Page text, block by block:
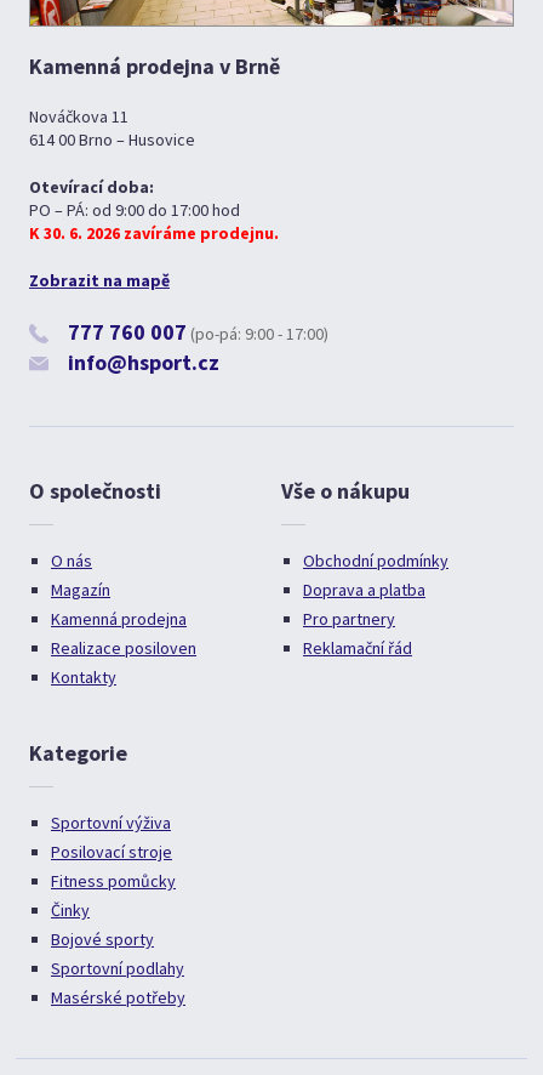
Kamenná prodejna v Brně
Nováčkova 11
614 00 Brno – Husovice
Otevírací doba:
PO – PÁ: od 9:00 do 17:00 hod
K 30. 6. 2026 zavíráme prodejnu.
Zobrazit na mapě
777 760 007 (po-pá: 9:00 - 17:00)
info@hsport.cz
O společnosti
O nás
Magazín
Kamenná prodejna
Realizace posiloven
Kontakty
Vše o nákupu
Obchodní podmínky
Doprava a platba
Pro partnery
Reklamační řád
Kategorie
Sportovní výživa
Posilovací stroje
Fitness pomůcky
Činky
Bojové sporty
Sportovní podlahy
Masérské potřeby